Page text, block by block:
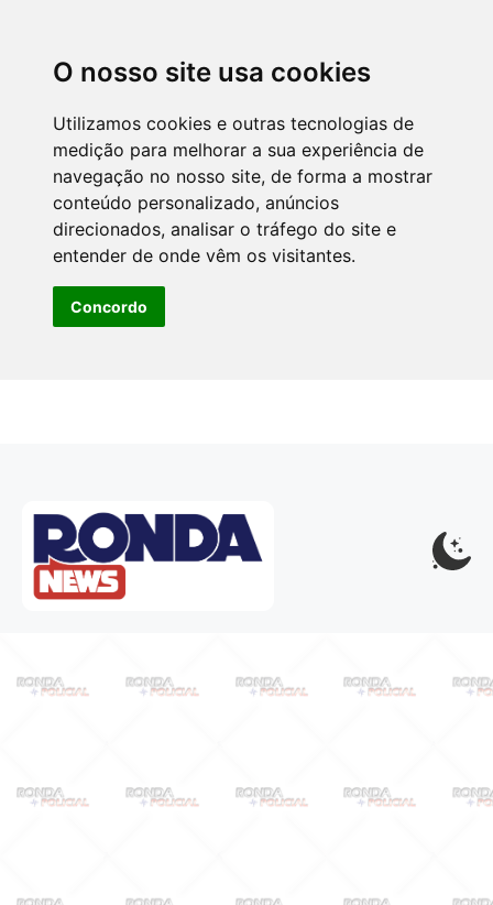
O nosso site usa cookies
Utilizamos cookies e outras tecnologias de
medição para melhorar a sua experiência de
navegação no nosso site, de forma a mostrar
conteúdo personalizado, anúncios
direcionados, analisar o tráfego do site e
entender de onde vêm os visitantes.
Concordo